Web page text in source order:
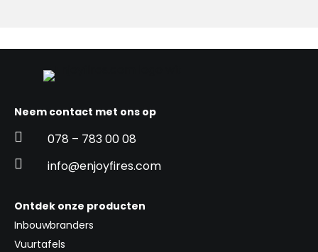
Neem contact met ons op
 078 – 783 00 08
 info@enjoyfires.com
Ontdek onze producten
Inbouwbranders
Vuurtafels